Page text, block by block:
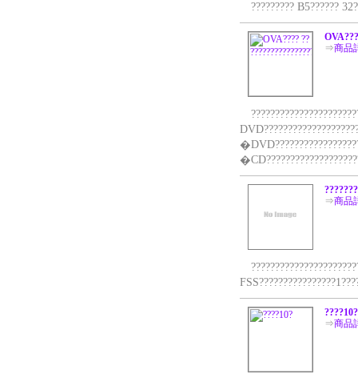
????????? B5??????
⇒商品
⇒商品
????10?
⇒商品